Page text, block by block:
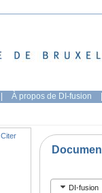
| À propos de DI-fusion |
Citer
DI-fusion